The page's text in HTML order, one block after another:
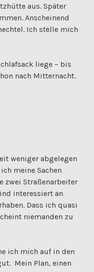
aus. Später
Anscheinend
Ich stelle mich
liege – bis
nach Mitternacht.
weniger abgelegen
meine Sachen
zwei Straßenarbeiter
interessiert an
Dass ich quasi
niemanden zu
ich mich auf in den
Mein Plan, einen